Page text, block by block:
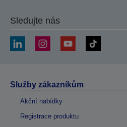
Sledujte nás
Služby zákazníkům
Akční nabídky
Registrace produktu